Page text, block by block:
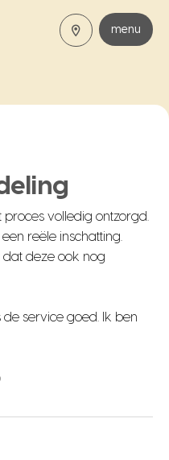
menu
proces volledig ontzorgd.
reële inschatting.
deze ook nog
de servicegoed. Ik ben